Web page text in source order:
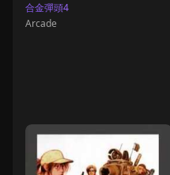
合金彈頭4
Arcade